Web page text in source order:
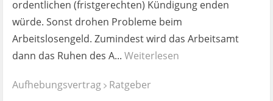
Aufhebungsvertrag
Wann lohnt er sich?
Zeugnis
Ist es wirklich gut?
ordentlichen (fristgerechten) Kündigung enden
würde. Sonst drohen Probleme beim
Arbeitslosengeld. Zumindest wird das Arbeitsamt
dann das Ruhen des A... Weiterlesen
Aufhebungsvertrag Ratgeber